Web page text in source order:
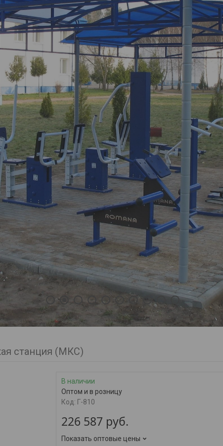
станция (МКС)
В наличии
Оптом и в розницу
Код: Г-810
226 587 руб.
Показать оптовые цены